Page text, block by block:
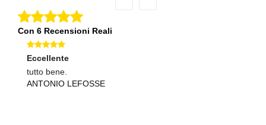
Con 6 Recensioni Reali
Eccellente
tutto bene.
ANTONIO LEFOSSE